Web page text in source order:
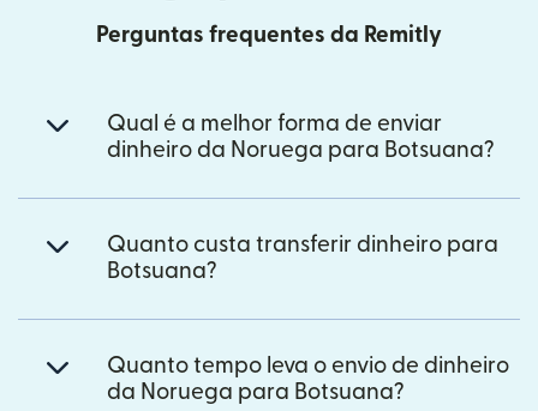
Perguntas frequentes da Remitly
Qual é a melhor forma de enviar
dinheiro da Noruega para Botsuana?
Quanto custa transferir dinheiro para
Botsuana?
Quanto tempo leva o envio de dinheiro
da Noruega para Botsuana?